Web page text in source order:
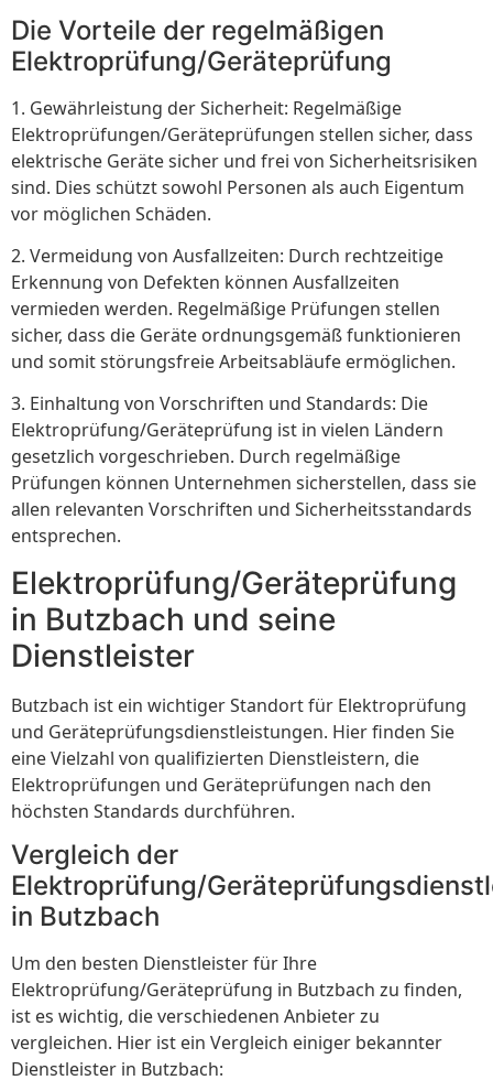
Die Vorteile der regelmäßigen
Elektroprüfung/Geräteprüfung
1. Gewährleistung der Sicherheit: Regelmäßige
Elektroprüfungen/Geräteprüfungen stellen sicher, dass
elektrische Geräte sicher und frei von Sicherheitsrisiken
sind. Dies schützt sowohl Personen als auch Eigentum
vor möglichen Schäden.
2. Vermeidung von Ausfallzeiten: Durch rechtzeitige
Erkennung von Defekten können Ausfallzeiten
vermieden werden. Regelmäßige Prüfungen stellen
sicher, dass die Geräte ordnungsgemäß funktionieren
und somit störungsfreie Arbeitsabläufe ermöglichen.
3. Einhaltung von Vorschriften und Standards: Die
Elektroprüfung/Geräteprüfung ist in vielen Ländern
gesetzlich vorgeschrieben. Durch regelmäßige
Prüfungen können Unternehmen sicherstellen, dass sie
allen relevanten Vorschriften und Sicherheitsstandards
entsprechen.
Elektroprüfung/Geräteprüfung
in Butzbach und seine
Dienstleister
Butzbach ist ein wichtiger Standort für Elektroprüfung
und Geräteprüfungsdienstleistungen. Hier finden Sie
eine Vielzahl von qualifizierten Dienstleistern, die
Elektroprüfungen und Geräteprüfungen nach den
höchsten Standards durchführen.
Vergleich der
Elektroprüfung/
in Butzbach
Um den besten Dienstleister für Ihre
Elektroprüfung/Geräteprüfung in Butzbach zu finden,
ist es wichtig, die verschiedenen Anbieter zu
vergleichen. Hier ist ein Vergleich einiger bekannter
Dienstleister in Butzbach: